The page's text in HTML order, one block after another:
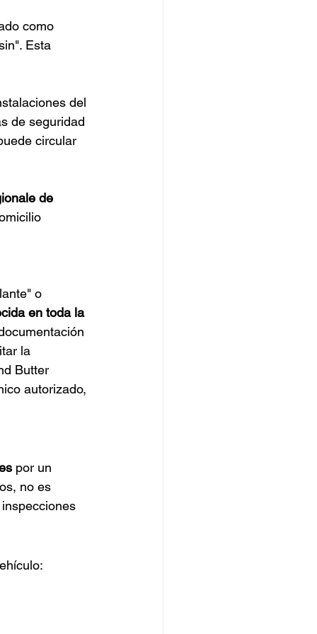
como
Esta
del
de seguridad
circular
de
o
en toda la
la
Butter
autorizado,
por un
no es